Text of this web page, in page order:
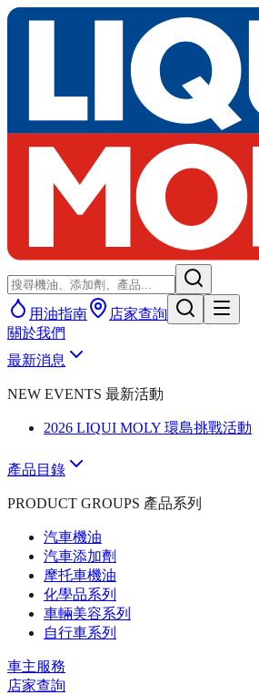
用油指南
店家查詢
關於我們
最新消息
NEW EVENTS 最新活動
2026 LIQUI MOLY 環島挑戰活動
產品目錄
PRODUCT GROUPS 產品系列
汽車機油
汽車添加劑
摩托車機油
化學品系列
車輛美容系列
自行車系列
車主服務
店家查詢